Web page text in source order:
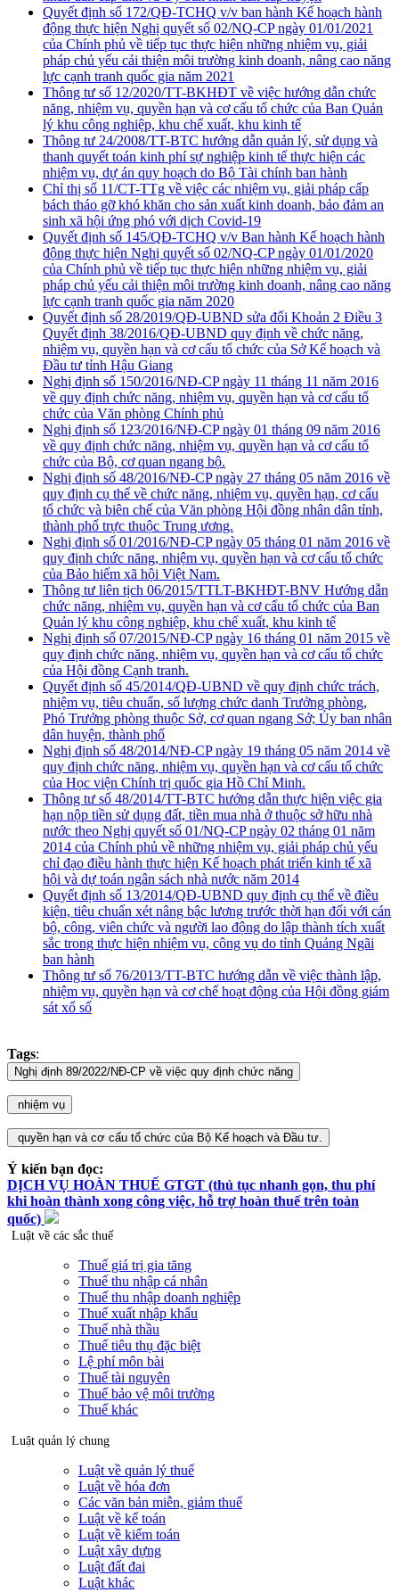
Quyết định số 172/QĐ-TCHQ v/v ban hành Kế hoạch hành
động thực hiện Nghị quyết số 02/NQ-CP ngày 01/01/2021
của Chính phủ về tiếp tục thực hiện những nhiệm vụ, giải
pháp chủ yếu cải thiện môi trường kinh doanh, nâng cao năng
lực cạnh tranh quốc gia năm 2021
Thông tư số 12/2020/TT-BKHĐT về việc hướng dẫn chức
năng, nhiệm vụ, quyền hạn và cơ cấu tổ chức của Ban Quản
lý khu công nghiệp, khu chế xuất, khu kinh tế
Thông tư 24/2008/TT-BTC hướng dẫn quản lý, sử dụng và
thanh quyết toán kinh phí sự nghiệp kinh tế thực hiện các
nhiệm vụ, dự án quy hoạch do Bộ Tài chính ban hành
Chỉ thị số 11/CT-TTg về việc các nhiệm vụ, giải pháp cấp
bách tháo gỡ khó khăn cho sản xuất kinh doanh, bảo đảm an
sinh xã hội ứng phó với dịch Covid-19
Quyết định số 145/QĐ-TCHQ v/v Ban hành Kế hoạch hành
động thực hiện Nghị quyết số 02/NQ-CP ngày 01/01/2020
của Chính phủ về tiếp tục thực hiện những nhiệm vụ, giải
pháp chủ yếu cải thiện môi trường kinh doanh, nâng cao năng
lực cạnh tranh quốc gia năm 2020
Quyết định số 28/2019/QĐ-UBND sửa đổi Khoản 2 Điều 3
Quyết định 38/2016/QĐ-UBND quy định về chức năng,
nhiệm vụ, quyền hạn và cơ cấu tổ chức của Sở Kế hoạch và
Đầu tư tỉnh Hậu Giang
Nghị định số 150/2016/NĐ-CP ngày 11 tháng 11 năm 2016
về quy định chức năng, nhiệm vụ, quyền hạn và cơ cấu tổ
chức của Văn phòng Chính phủ
Nghị định số 123/2016/NĐ-CP ngày 01 tháng 09 năm 2016
về quy định chức năng, nhiệm vụ, quyền hạn và cơ cấu tổ
chức của Bộ, cơ quan ngang bộ.
Nghị định số 48/2016/NĐ-CP ngày 27 tháng 05 năm 2016 về
quy định cụ thể về chức năng, nhiệm vụ, quyền hạn, cơ cấu
tổ chức và biên chế của Văn phòng Hội đồng nhân dân tỉnh,
thành phố trực thuộc Trung ương.
Nghị định số 01/2016/NĐ-CP ngày 05 tháng 01 năm 2016 về
quy định chức năng, nhiệm vụ, quyền hạn và cơ cấu tổ chức
của Bảo hiểm xã hội Việt Nam.
Thông tư liên tịch 06/2015/TTLT-BKHĐT-BNV Hướng dẫn
chức năng, nhiệm vụ, quyền hạn và cơ cấu tổ chức của Ban
Quản lý khu công nghiệp, khu chế xuất, khu kinh tế
Nghị định số 07/2015/NĐ-CP ngày 16 tháng 01 năm 2015 về
quy định chức năng, nhiệm vụ, quyền hạn và cơ cấu tổ chức
của Hội đồng Cạnh tranh.
Quyết định số 45/2014/QĐ-UBND về quy định chức trách,
nhiệm vụ, tiêu chuẩn, số lượng chức danh Trưởng phòng,
Phó Trưởng phòng thuộc Sở, cơ quan ngang Sở; Ủy ban nhân
dân huyện, thành phố
Nghị định số 48/2014/NĐ-CP ngày 19 tháng 05 năm 2014 về
quy định chức năng, nhiệm vụ, quyền hạn và cơ cấu tổ chức
của Học viện Chính trị quốc gia Hồ Chí Minh.
Thông tư số 48/2014/TT-BTC hướng dẫn thực hiện việc gia
hạn nộp tiền sử dụng đất, tiền mua nhà ở thuộc sở hữu nhà
nước theo Nghị quyết số 01/NQ-CP ngày 02 tháng 01 năm
2014 của Chính phủ về những nhiệm vụ, giải pháp chủ yếu
chỉ đạo điều hành thực hiện Kế hoạch phát triển kinh tế xã
hội và dự toán ngân sách nhà nước năm 2014
Quyết định số 13/2014/QĐ-UBND quy định cụ thể về điều
kiện, tiêu chuẩn xét nâng bậc lương trước thời hạn đối với cán
bộ, công, viên chức và người lao động do lập thành tích xuất
sắc trong thực hiện nhiệm vụ, công vụ do tỉnh Quảng Ngãi
ban hành
Thông tư số 76/2013/TT-BTC hướng dẫn về việc thành lập,
nhiệm vụ, quyền hạn và cơ chế hoạt động của Hội đồng giám
sát xổ số
Tags:
Ý kiến bạn đọc:
DỊCH VỤ HOÀN THUẾ GTGT (thủ tục nhanh gọn, thu phí
khi hoàn thành xong công việc, hỗ trợ hoàn thuế trên toàn
quốc)
Luật về các sắc thuế
Thuế giá trị gia tăng
Thuế thu nhập cá nhân
Thuế thu nhập doanh nghiệp
Thuế xuất nhập khẩu
Thuế nhà thầu
Thuế tiêu thụ đặc biệt
Lệ phí môn bài
Thuế tài nguyên
Thuế bảo vệ môi trường
Thuế khác
Luật quản lý chung
Luật về quản lý thuế
Luật về hóa đơn
Các văn bản miễn, giảm thuế
Luật về kế toán
Luật về kiểm toán
Luật xây dựng
Luật đất đai
Luật khác